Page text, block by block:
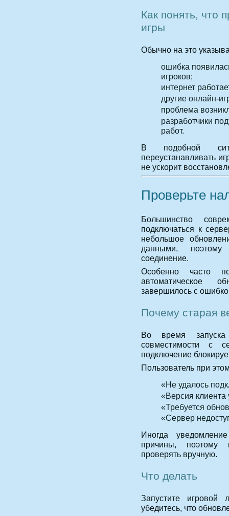
Как понять, что
игры
Обычно на это
ошибка
игроков;
интернет
другие онлайн-
проблема
разработчики
работ.
В подобной
переустанавливать
не ускорит
Проверьте
Большинство
подключаться к
небольшое
данными, поэтому
соединение.
Особенно часто
автоматическое
завершилось с
Почему старая
Во время запуска
совместимости с
подключение
Пользователь при
«Не удалось
«Версия клиента
«Требуется
«Сервер
Иногда
причины, поэтому
проверять вручную.
Что делать
Запустите игровой
убедитесь, что